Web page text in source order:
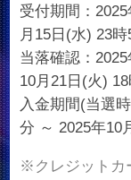
受付期間：
月15日(水) 23時
当落確認：
10月21日(火)
入金期間(当選
分 ～ 2025年10
※クレジットカ